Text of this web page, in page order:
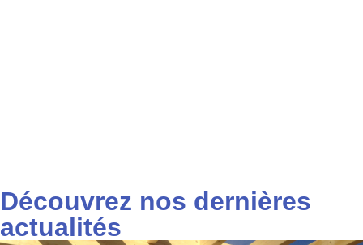
Découvrez nos dernières
actualités